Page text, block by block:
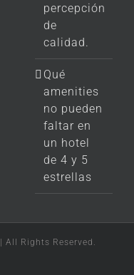
percepción
de
calidad.
Qué
amenities
no pueden
faltar en
un hotel
de 4 y 5
estrellas
| All Rights Reserved.